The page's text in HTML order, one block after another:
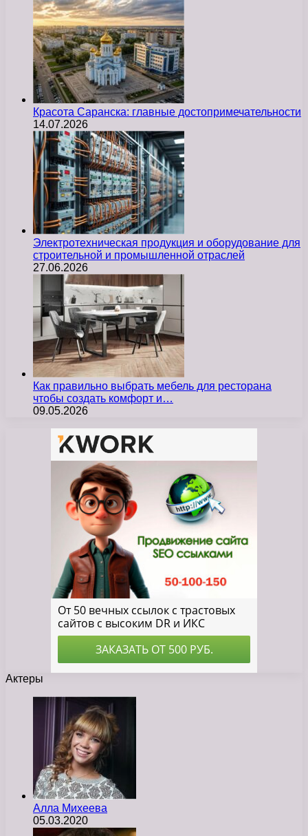
Красота Саранска: главные достопримечательности
14.07.2026
Электротехническая продукция и оборудование для
строительной и промышленной отраслей
27.06.2026
Как правильно выбрать мебель для ресторана
чтобы создать комфорт и…
09.05.2026
Актеры
Алла Михеева
05.03.2020